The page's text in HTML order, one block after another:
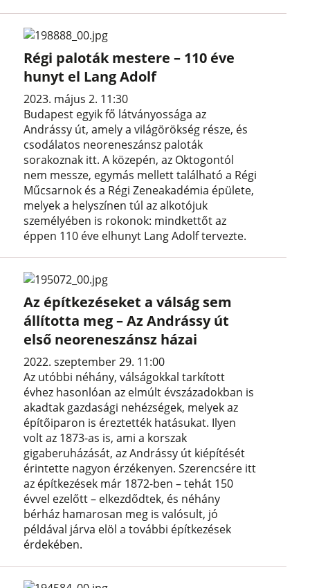
Régi paloták mestere – 110 éve
hunyt el Lang Adolf
2023. május 2. 11:30
Budapest egyik fő látványossága az
Andrássy út, amely a világörökség része, és
csodálatos neoreneszánsz paloták
sorakoznak itt. A közepén, az Oktogontól
nem messze, egymás mellett található a Régi
Műcsarnok és a Régi Zeneakadémia épülete,
melyek a helyszínen túl az alkotójuk
személyében is rokonok: mindkettőt az
éppen 110 éve elhunyt Lang Adolf tervezte.
Az építkezéseket a válság sem
állította meg – Az Andrássy út
első neoreneszánsz házai
2022. szeptember 29. 11:00
Az utóbbi néhány, válságokkal tarkított
évhez hasonlóan az elmúlt évszázadokban is
akadtak gazdasági nehézségek, melyek az
építőiparon is éreztették hatásukat. Ilyen
volt az 1873-as is, ami a korszak
gigaberuházását, az Andrássy út kiépítését
érintette nagyon érzékenyen. Szerencsére itt
az építkezések már 1872-ben – tehát 150
évvel ezelőtt – elkezdődtek, és néhány
bérház hamarosan meg is valósult, jó
példával járva elöl a további építkezések
érdekében.